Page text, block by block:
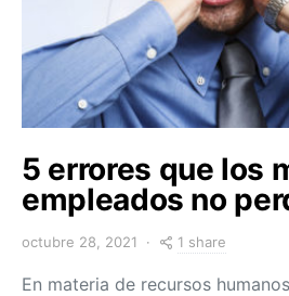
5 errores que los
empleados no
octubre 28, 2021 1 share
En materia de recursos